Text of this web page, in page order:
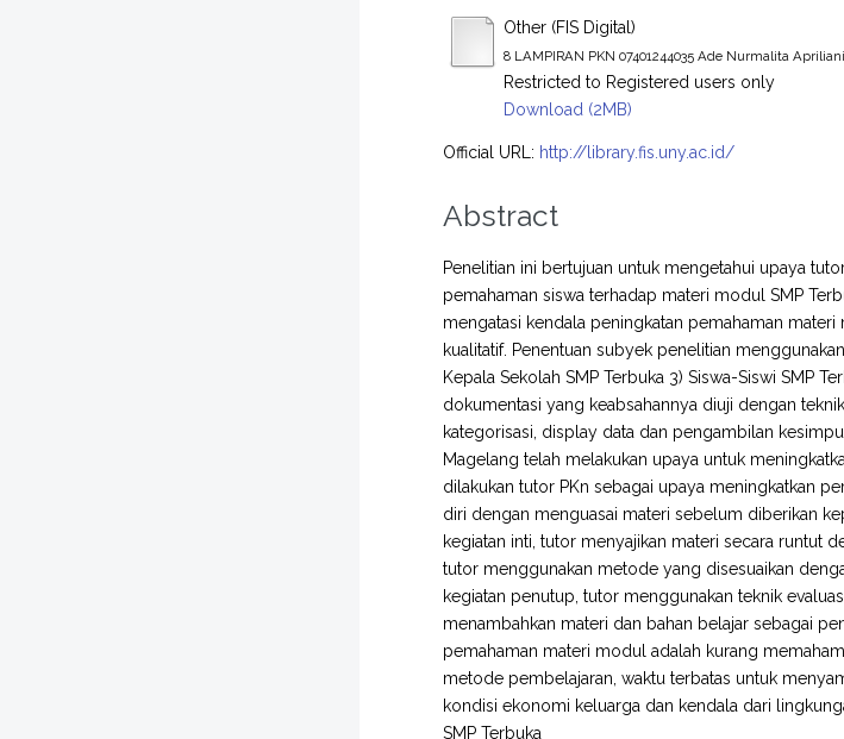
Other (FIS Digital)
8 LAMPIRAN PKN 07401244035 Ade Nurmalita
Restricted to Registered users only
Download (2MB)
Official URL: http://library.fis.uny.ac.id/
Abstract
Penelitian ini bertujuan untuk mengetahui upaya
pemahaman siswa terhadap materi modul SMP
mengatasi kendala peningkatan pemahaman
kualitatif. Penentuan subyek penelitian
Kepala Sekolah SMP Terbuka 3) Siswa-Siswi SMP
dokumentasi yang keabsahannya diuji dengan
kategorisasi, display data dan pengambilan
Magelang telah melakukan upaya untuk
dilakukan tutor PKn sebagai upaya meningkatkan
diri dengan menguasai materi sebelum diberikan
kegiatan inti, tutor menyajikan materi secara runtut
tutor menggunakan metode yang disesuaikan
kegiatan penutup, tutor menggunakan teknik
menambahkan materi dan bahan belajar sebagai
pemahaman materi modul adalah kurang
metode pembelajaran, waktu terbatas untuk
kondisi ekonomi keluarga dan kendala dari
SMP Terbuka